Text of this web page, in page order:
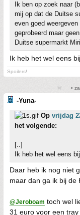
Ik ben op zoek naar
mij op dat de Duitse
even goed
geprobeerd maar
Duitse supermarkt
Ik heb het wel eens
Spoilers!
•
-Yuna-
Op vrijdag
het volgende:
[..]
Ik heb het wel eens
Daar heb ik nog niet
maar dan ga ik bij de
@Jeroboam toch wel
31 euro voor een tray